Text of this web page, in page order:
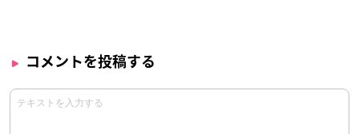
コメントを投稿する